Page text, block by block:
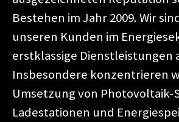
Bestehen im Jahr 2009. Wir
unseren Kunden im
erstklassige Dienstleistungen
Insbesondere konzentrieren
Umsetzung von Photovoltaik-
Ladestationen und